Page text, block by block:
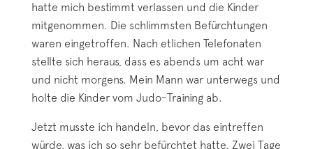
hatte mich bestimmt verlassen und die Kinder
mitgenommen. Die schlimmsten Befürchtungen
waren eingetroffen. Nach etlichen Telefonaten
stellte sich heraus, dass es abends um acht war
und nicht morgens. Mein Mann war unterwegs und
holte die Kinder vom Judo-Training ab.
Jetzt musste ich handeln, bevor das eintreffen
würde, was ich so sehr befürchtet hatte. Zwei Tage